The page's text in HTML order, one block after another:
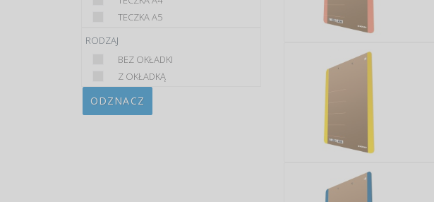
TECZKA A5
RODZAJ
BEZ OKŁADKI
Z OKŁADKĄ
ODZNACZ